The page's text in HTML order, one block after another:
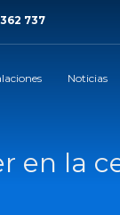
737
Noticias
en la